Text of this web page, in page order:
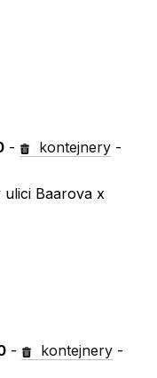
- kontejnery -
Baarova x
- kontejnery -